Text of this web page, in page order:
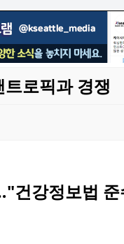
로픽과 경쟁
건강정보법